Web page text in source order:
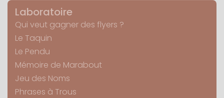
Laboratoire
Qui veut gagner des flyers ?
Le Taquin
Le Pendu
Mémoire de Marabout
Jeu des Noms
Phrases à Trous